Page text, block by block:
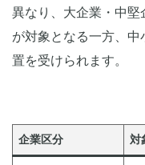
異なり、大企業・中
が対象となる一方、
置を受けられます。
企業区分 対